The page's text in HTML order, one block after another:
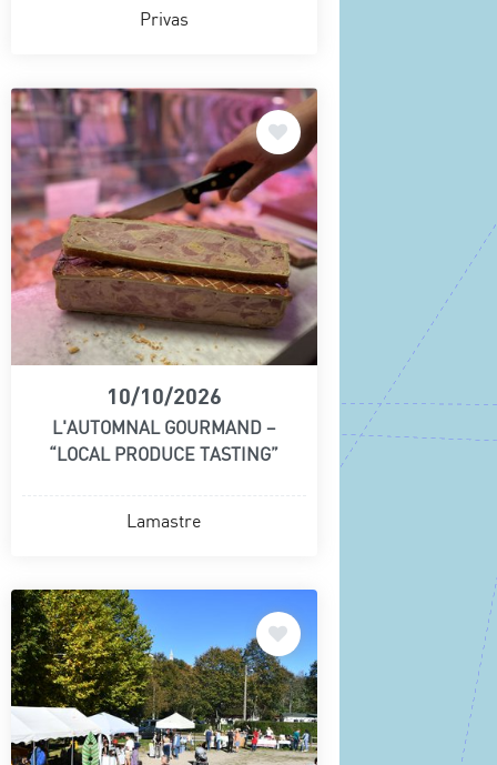
Privas
10/10/2026
L'AUTOMNAL GOURMAND –
“LOCAL PRODUCE TASTING”
Lamastre